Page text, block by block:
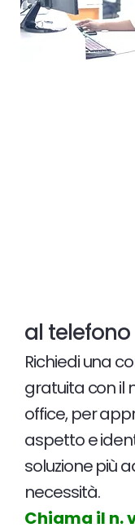
al telefono
Richiedi una
gratuita con il
office, per
aspetto e
soluzione più
necessità.
Chiama il n.